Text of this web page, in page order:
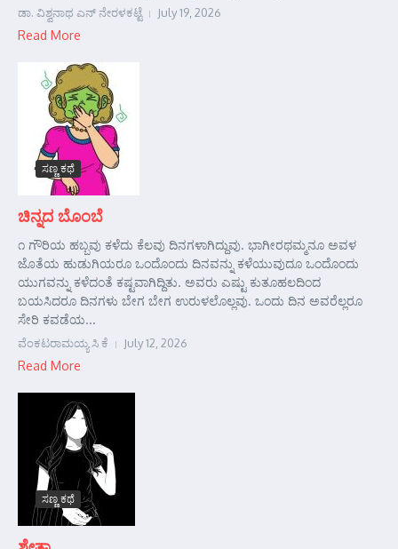
ಡಾ. ವಿಶ್ವನಾಥ ಎನ್ ನೇರಳಕಟ್ಟೆ July 19, 2026
Read More
ಸಣ್ಣ ಕಥೆ
ಚಿನ್ನದ ಬೊಂಬೆ
೧ ಗೌರಿಯ ಹಬ್ಬವು ಕಳೆದು ಕೆಲವು ದಿನಗಳಾಗಿದ್ದುವು. ಭಾಗೀರಥಮ್ಮನೂ ಅವಳ
ಜೊತೆಯ ಹುಡುಗಿಯರೂ ಒಂದೊಂದು ದಿನವನ್ನು ಕಳೆಯುವುದೂ ಒಂದೊಂದು
ಯುಗವನ್ನು ಕಳೆದಂತೆ ಕಷ್ಟವಾಗಿದ್ದಿತು. ಅವರು ಎಷ್ಟು ಕುತೂಹಲದಿಂದ
ಬಯಸಿದರೂ ದಿನಗಳು ಬೇಗ ಬೇಗ ಉರುಳಲೊಲ್ಲವು. ಒಂದು ದಿನ ಅವರೆಲ್ಲರೂ
ಸೇರಿ ಕವಡೆಯ...
ವೆಂಕಟರಾಮಯ್ಯ ಸಿ ಕೆ July 12, 2026
Read More
ಸಣ್ಣ ಕಥೆ